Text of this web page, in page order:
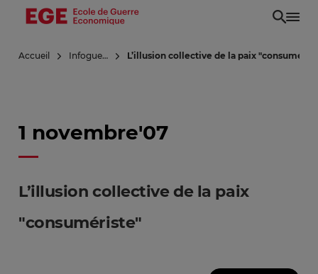
Aller
principal
Accueil Infoguerre L’illusion collective de la paix
1 novembre'07
L’illusion collective de la paix
"consumériste"